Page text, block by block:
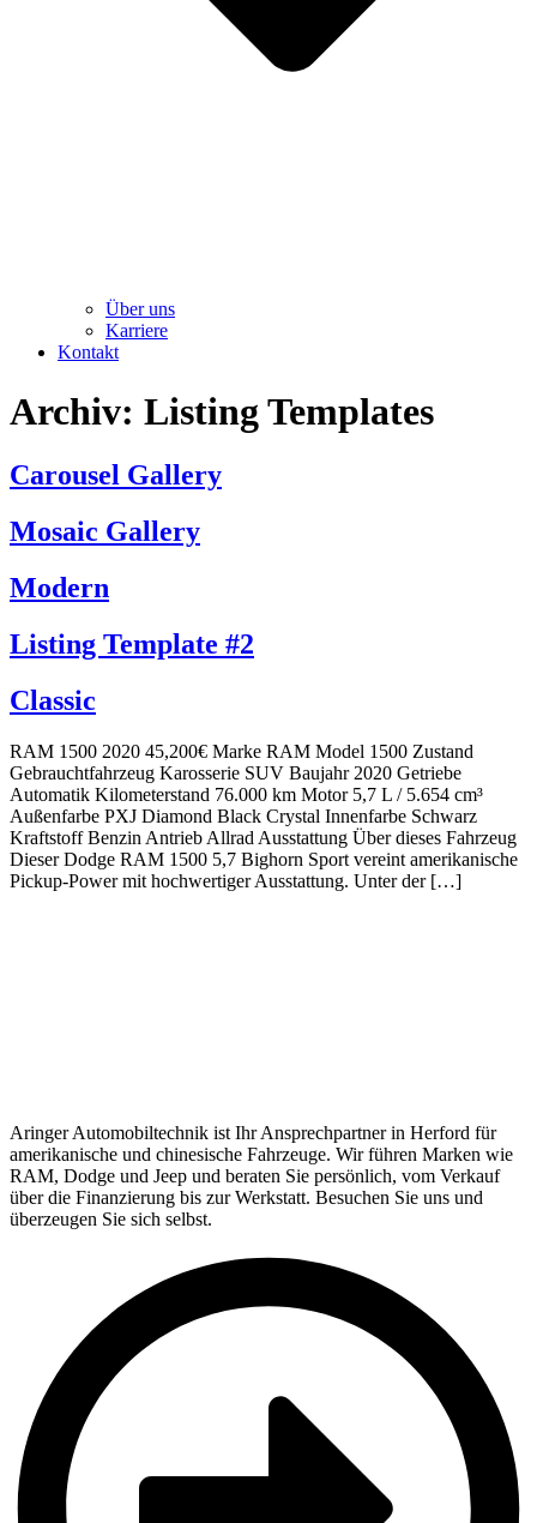
Über uns
Karriere
Kontakt
Archiv: Listing Templates
Carousel Gallery
Mosaic Gallery
Modern
Listing Template #2
Classic
RAM 1500 2020 45,200€ Marke RAM Model 1500 Zustand
Gebrauchtfahrzeug Karosserie SUV Baujahr 2020 Getriebe
Automatik Kilometerstand 76.000 km Motor 5,7 L / 5.654 cm³
Außenfarbe PXJ Diamond Black Crystal Innenfarbe Schwarz
Kraftstoff Benzin Antrieb Allrad Ausstattung Über dieses Fahrzeug
Dieser Dodge RAM 1500 5,7 Bighorn Sport vereint amerikanische
Pickup-Power mit hochwertiger Ausstattung. Unter der […]
Aringer Automobiltechnik ist Ihr Ansprechpartner in Herford für
amerikanische und chinesische Fahrzeuge. Wir führen Marken wie
RAM, Dodge und Jeep und beraten Sie persönlich, vom Verkauf
über die Finanzierung bis zur Werkstatt. Besuchen Sie uns und
überzeugen Sie sich selbst.